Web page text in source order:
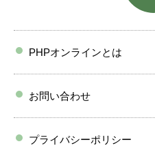
PHPオンラインとは
お問い合わせ
プライバシーポリシー